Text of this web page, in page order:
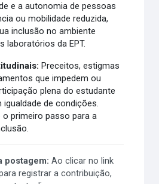
e a autonomia de pessoas
ou mobilidade reduzida,
inclusão no ambiente
laboratórios da EPT.
Preceitos, estigmas
que impedem ou
plena do estudante
igualdade de condições.
o primeiro passo para a
postagem: Ao clicar no link
registrar a contribuição,